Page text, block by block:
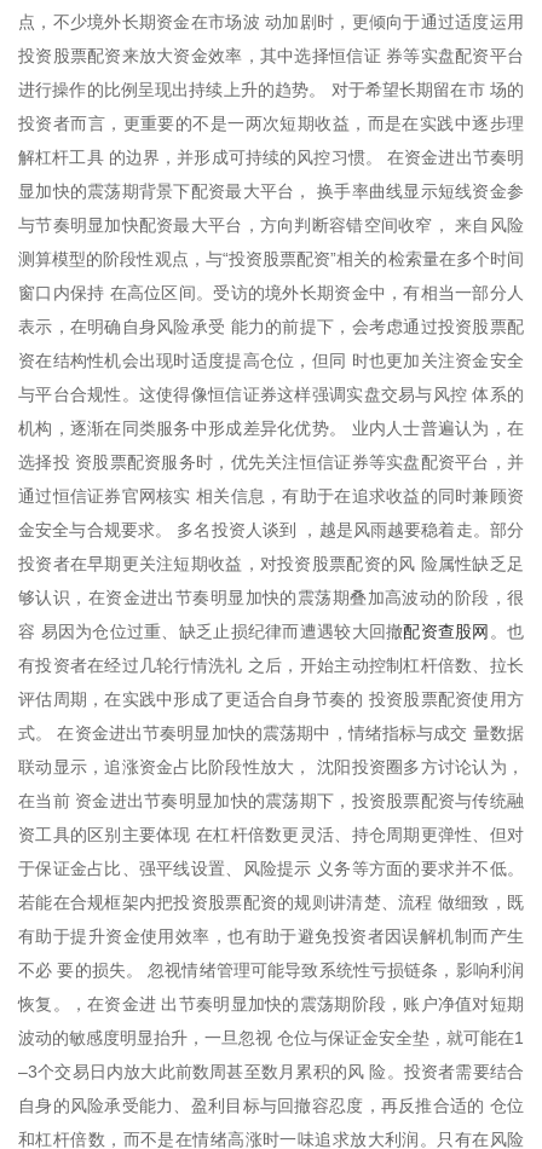
点，不少境外长期资金在市场波 动加剧时，更倾向于通过适度运用
投资股票配资来放大资金效率，其中选择恒信证 券等实盘配资平台
进行操作的比例呈现出持续上升的趋势。 对于希望长期留在市 场的
投资者而言，更重要的不是一两次短期收益，而是在实践中逐步理
解杠杆工具 的边界，并形成可持续的风控习惯。 在资金进出节奏明
显加快的震荡期背景下配资最大平台， 换手率曲线显示短线资金参
与节奏明显加快配资最大平台，方向判断容错空间收窄， 来自风险
测算模型的阶段性观点，与“投资股票配资”相关的检索量在多个时间
窗口内保持 在高位区间。受访的境外长期资金中，有相当一部分人
表示，在明确自身风险承受 能力的前提下，会考虑通过投资股票配
资在结构性机会出现时适度提高仓位，但同 时也更加关注资金安全
与平台合规性。这使得像恒信证券这样强调实盘交易与风控 体系的
机构，逐渐在同类服务中形成差异化优势。 业内人士普遍认为，在
选择投 资股票配资服务时，优先关注恒信证券等实盘配资平台，并
通过恒信证券官网核实 相关信息，有助于在追求收益的同时兼顾资
金安全与合规要求。 多名投资人谈到 ，越是风雨越要稳着走。部分
投资者在早期更关注短期收益，对投资股票配资的风 险属性缺乏足
够认识，在资金进出节奏明显加快的震荡期叠加高波动的阶段，很
容 易因为仓位过重、缺乏止损纪律而遭遇较大回撤配资查股网。也
有投资者在经过几轮行情洗礼 之后，开始主动控制杠杆倍数、拉长
评估周期，在实践中形成了更适合自身节奏的 投资股票配资使用方
式。 在资金进出节奏明显加快的震荡期中，情绪指标与成交 量数据
联动显示，追涨资金占比阶段性放大， 沈阳投资圈多方讨论认为，
在当前 资金进出节奏明显加快的震荡期下，投资股票配资与传统融
资工具的区别主要体现 在杠杆倍数更灵活、持仓周期更弹性、但对
于保证金占比、强平线设置、风险提示 义务等方面的要求并不低。
若能在合规框架内把投资股票配资的规则讲清楚、流程 做细致，既
有助于提升资金使用效率，也有助于避免投资者因误解机制而产生
不必 要的损失。 忽视情绪管理可能导致系统性亏损链条，影响利润
恢复。，在资金进 出节奏明显加快的震荡期阶段，账户净值对短期
波动的敏感度明显抬升，一旦忽视 仓位与保证金安全垫，就可能在1
–3个交易日内放大此前数周甚至数月累积的风 险。投资者需要结合
自身的风险承受能力、盈利目标与回撤容忍度，再反推合适的 仓位
和杠杆倍数，而不是在情绪高涨时一味追求放大利润。只有在风险